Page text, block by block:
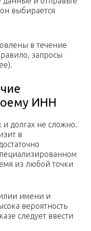
выбирается
в течение
запросы
ИНН
и долгах не сложно.
в
из любой точки
имени и
вероятность
следует ввести